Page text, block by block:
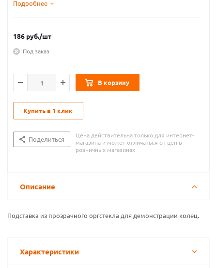
Подробнее
186 руб./шт
Под заказ
В корзину
Купить в 1 клик
Поделиться
Цена действительна только для интернет-
магазина и может отличаться от цен в
розничных магазинах
Описание
Подставка из прозрачного оргстекла для демонстрации колец.
Характеристики